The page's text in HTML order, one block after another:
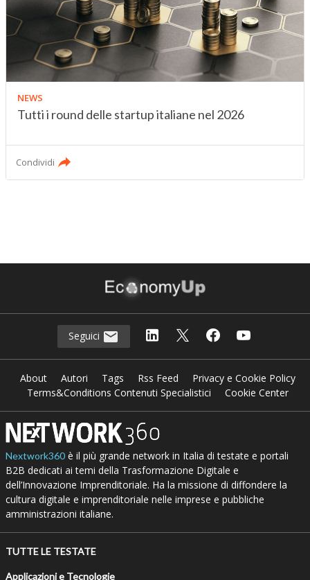
NEWS
Tutti i round delle startup italiane nel 2026
Condividi
Seguici
About Autori Tags Rss Feed
Privacy e Cookie Policy
Terms&Conditions Contenuti Specialistici
Cookie Center
Nextwork360è il più grande network in Italia di testate e portali
B2B dedicati ai temi della Trasformazione Digitale e
dell’Innovazione Imprenditoriale. Ha la missione di diffondere la
cultura digitale e imprenditoriale nelle imprese e pubbliche
amministrazioni italiane.
TUTTE LE TESTATE
Applicazioni e Tecnologie